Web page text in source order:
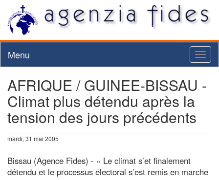
Menu
AFRIQUE / GUINEE-BISSAU -
Climat plus détendu après la
tension des jours précédents
mardi, 31 mai 2005
Bissau (Agence Fides) - « Le climat s’et finalement
détendu et le processus électoral s’est remis en marche